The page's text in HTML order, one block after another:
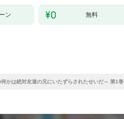
ン 無料
かは絶対友達の兄にいたずらされたせいだ～ 第1巻